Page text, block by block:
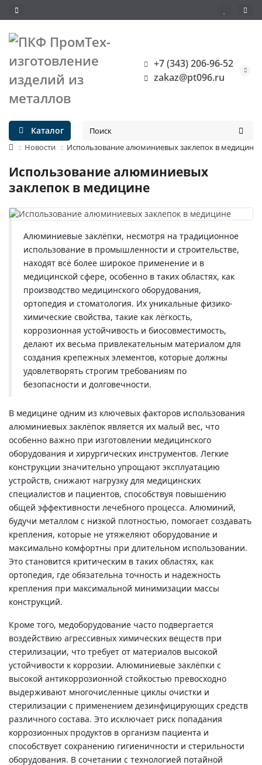
+7 (343) 206-96-52
zakaz@pt096.ru
Каталог
Новости Использование алюминиевых заклепок в медицине
Использование алюминиевых
заклепок в медицине
Алюминиевые заклёпки, несмотря на традиционное
использование в промышленности и строительстве,
находят всё более широкое применение и в
медицинской сфере, особенно в таких областях, как
производство медицинского оборудования,
ортопедия и стоматология. Их уникальные физико-
химические свойства, такие как лёгкость,
коррозионная устойчивость и биосовместимость,
делают их весьма привлекательным материалом для
создания крепежных элементов, которые должны
удовлетворять строгим требованиям по
безопасности и долговечности.
В медицине одним из ключевых факторов использования
алюминиевых заклёпок является их малый вес, что
особенно важно при изготовлении медицинского
оборудования и хирургических инструментов. Легкие
конструкции значительно упрощают эксплуатацию
устройств, снижают нагрузку для медицинских
специалистов и пациентов, способствуя повышению
общей эффективности лечебного процесса. Алюминий,
будучи металлом с низкой плотностью, помогает создавать
крепления, которые не утяжеляют оборудование и
максимально комфортны при длительном использовании.
Это становится критическим в таких областях, как
ортопедия, где обязательна точность и надежность
крепления при максимальной минимизации массы
конструкций.
Кроме того, медоборудование часто подвергается
воздействию агрессивных химических веществ при
стерилизации, что требует от материалов высокой
устойчивости к коррозии. Алюминиевые заклёпки с
высокой антикоррозионной стойкостью превосходно
выдерживают многочисленные циклы очистки и
стерилизации с применением дезинфицирующих средств
различного состава. Это исключает риск попадания
коррозионных продуктов в организм пациента и
способствует сохранению гигиеничности и стерильности
оборудования. В сочетании с технологией потайной